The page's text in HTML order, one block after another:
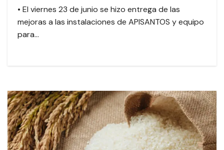
• El viernes 23 de junio se hizo entrega de las
mejoras a las instalaciones de APISANTOS y equipo
para…